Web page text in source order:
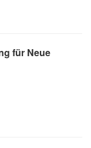
für Neue